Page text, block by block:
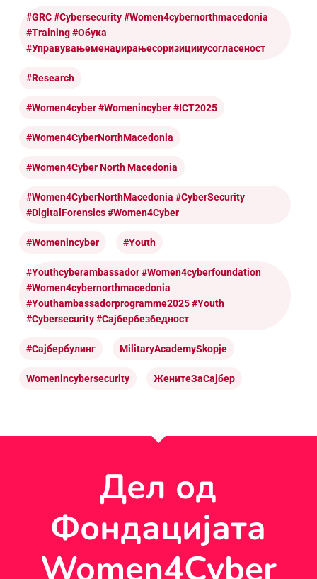
#GRC #cybersecurity #women4cybernorthmacedonia
#training #обука
#управувањеменаџирањесоризицииусогласеност
#research
#women4cyber #womenincyber #ICT2025
#Women4CyberNorthMacedonia
#Women4Cyber North Macedonia
#Women4CyberNorthMacedonia #CyberSecurity
#DigitalForensics #Women4Cyber
#womenincyber #youth
#youthcyberambassador #women4cyberfoundation
#women4cybernorthmacedonia
#youthambassadorprogramme2025 #youth
#cybersecurity #сајбербезбедност
#Сајбербулинг MilitaryAcademySkopje
Womenincybersecurity ЖенитеЗаСајбер
Дел од
Фондацијата
Women4Cyber